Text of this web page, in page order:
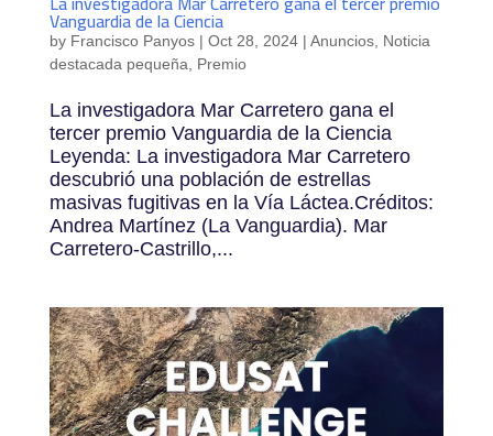
Vanguardia de la Ciencia
by Francisco Panyos| Oct 28, 2024| Anuncios, Noticia
destacada pequeña, Premio
La investigadora Mar Carretero gana el
tercer premio Vanguardia de la Ciencia
Leyenda: La investigadora Mar Carretero
descubrió una población de estrellas
masivas fugitivas en la Vía Láctea.Créditos:
Andrea Martínez (La Vanguardia). Mar
Carretero-Castrillo,...